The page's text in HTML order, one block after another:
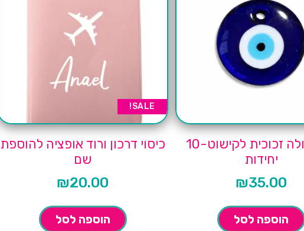
עין כחולה זכוכית לקישוט-10
יחידות
₪35.00
הוספה לסל
SALE!
כיסוי דרכון ורוד אופציה להוספת
שם
₪20.00
הוספה לסל